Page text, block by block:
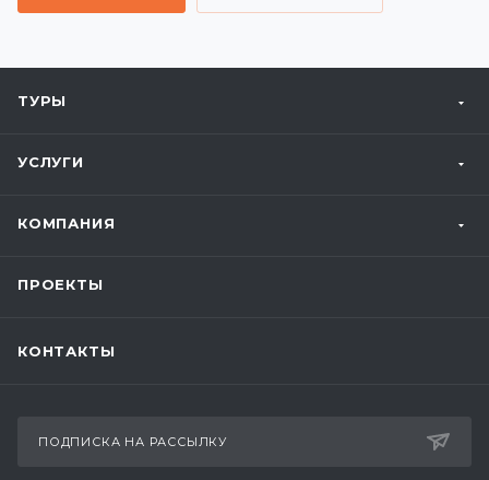
ТУРЫ
УСЛУГИ
КОМПАНИЯ
ПРОЕКТЫ
КОНТАКТЫ
ПОДПИСКА НА РАССЫЛКУ